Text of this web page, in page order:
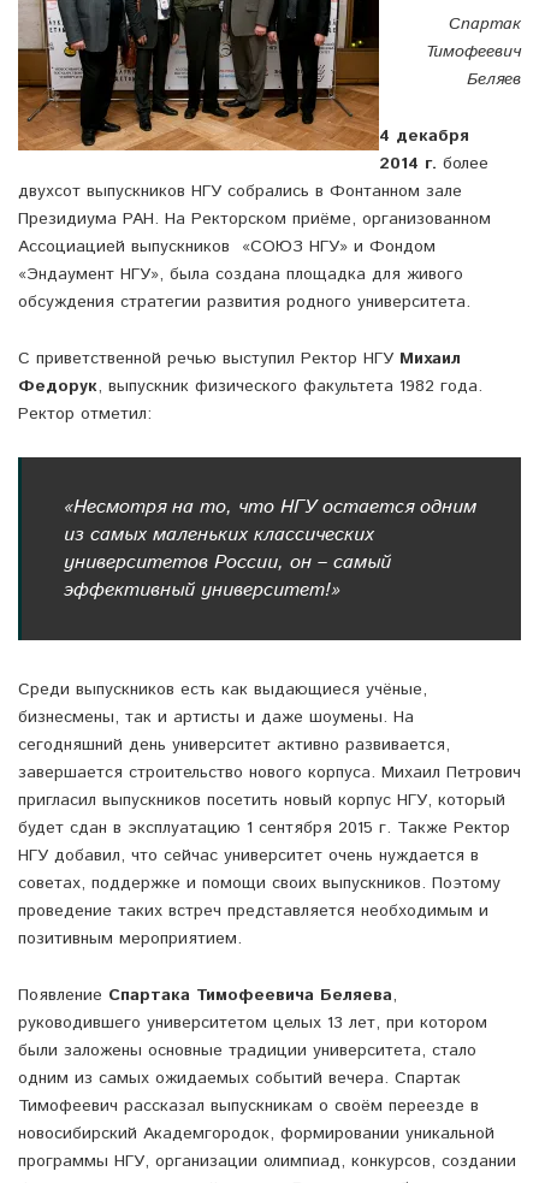
Спартак
Тимофеевич
Беляев
4 декабря
2014 г. более
двухсот выпускников НГУ собрались в Фонтанном зале
Президиума РАН. На Ректорском приёме, организованном
Ассоциацией выпускников «СОЮЗ НГУ» и Фондом
«Эндаумент НГУ», была создана площадка для живого
обсуждения стратегии развития родного университета.
С приветственной речью выступил Ректор НГУ Михаил
Федорук, выпускник физического факультета 1982 года.
Ректор отметил:
«Несмотря на то, что НГУ остается одним
из самых маленьких классических
университетов России, он – самый
эффективный университет!»
Среди выпускников есть как выдающиеся учёные,
бизнесмены, так и артисты и даже шоумены. На
сегодняшний день университет активно развивается,
завершается строительство нового корпуса. Михаил Петрович
пригласил выпускников посетить новый корпус НГУ, который
будет сдан в эксплуатацию 1 сентября 2015 г. Также Ректор
НГУ добавил, что сейчас университет очень нуждается в
советах, поддержке и помощи своих выпускников. Поэтому
проведение таких встреч представляется необходимым и
позитивным мероприятием.
Появление Спартака Тимофеевича Беляева,
руководившего университетом целых 13 лет, при котором
были заложены основные традиции университета, стало
одним из самых ожидаемых событий вечера. Спартак
Тимофеевич рассказал выпускникам о своём переезде в
новосибирский Академгородок, формировании уникальной
программы НГУ, организации олимпиад, конкурсов, создании